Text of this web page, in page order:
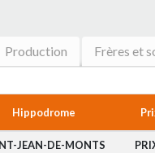
Production Frères et
Hippodrome
JEAN-DE-MONTS